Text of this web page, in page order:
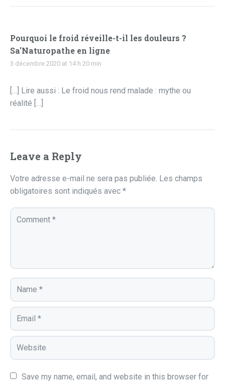
Pourquoi le froid réveille-t-il les douleurs ?
Sa'Naturopathe en ligne
3 décembre 2020 at 14 h 20 min
[…] Lire aussi : Le froid nous rend malade : mythe ou
réalité […]
Leave a Reply
Votre adresse e-mail ne sera pas publiée. Les champs
obligatoires sont indiqués avec *
Save my name, email, and website in this browser for